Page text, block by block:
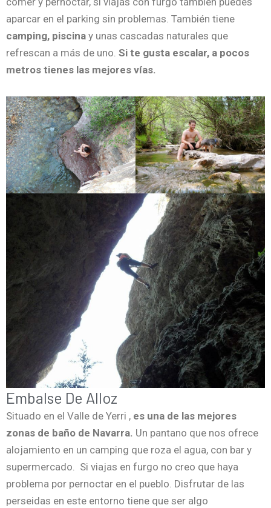
aparcar en el parking sin problemas. También tiene
camping, piscina y unas cascadas naturales que
refrescan a más de uno. Si te gusta escalar, a pocos
metros tienes las mejores vías.
Embalse De Alloz
Situado en el Valle de Yerri , es una de las mejores
zonas de baño de Navarra. Un pantano que nos ofrece
alojamiento en un camping que roza el agua, con bar y
supermercado. Si viajas en furgo no creo que haya
problema por pernoctar en el pueblo. Disfrutar de las
perseidas en este entorno tiene que ser algo